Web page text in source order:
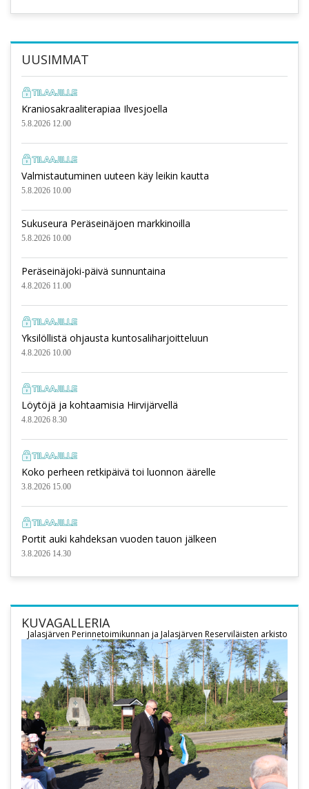
UUSIMMAT
Kraniosakraaliterapiaa Ilvesjoella
5.8.2026 12.00
Valmistautuminen uuteen käy leikin kautta
5.8.2026 10.00
Sukuseura Peräseinäjoen markkinoilla
5.8.2026 10.00
Peräseinäjoki-päivä sunnuntaina
4.8.2026 11.00
Yksilöllistä ohjausta kuntosaliharjoitteluun
4.8.2026 10.00
Löytöjä ja kohtaamisia Hirvijärvellä
4.8.2026 8.30
Koko perheen retkipäivä toi luonnon äärelle
3.8.2026 15.00
Portit auki kahdeksan vuoden tauon jälkeen
3.8.2026 14.30
KUVAGALLERIA
Jalasjärven Perinnetoimikunnan ja Jalasjärven Reserviläisten arkisto